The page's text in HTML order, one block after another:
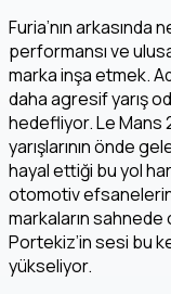
Furia’nın
performansı ve
marka inşa etmek.
daha agresif yarış
hedefliyor. Le Mans
yarışlarının önde
hayal ettiği bu yol
otomotiv
markaların sahnede
Portekiz’in sesi bu
yükseliyor.